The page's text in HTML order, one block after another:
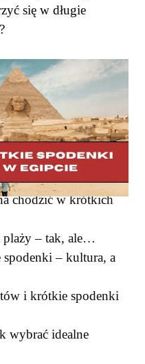
się w długie
chodzić w krótkich
plaży – tak, ale…
– kultura, a
i krótkie spodenki
wybrać idealne